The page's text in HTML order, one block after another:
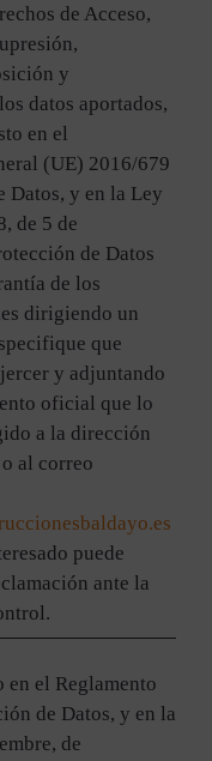
de Acceso,
y
datos aportados,
en el
(UE) 2016/679
Datos, y en la Ley
de 5 de
de Datos
de los
dirigiendo un
que
y adjuntando
oficial que lo
a la dirección
al correo
puede
ante la
el Reglamento
de Datos, y en la
de